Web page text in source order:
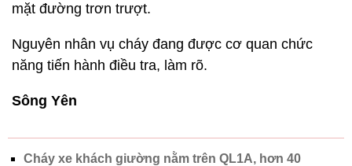
mặt đường trơn trượt.
Nguyên nhân vụ cháy đang được cơ quan chức
năng tiến hành điều tra, làm rõ.
Sông Yên
Cháy xe khách giường nằm trên QL1A, hơn 40